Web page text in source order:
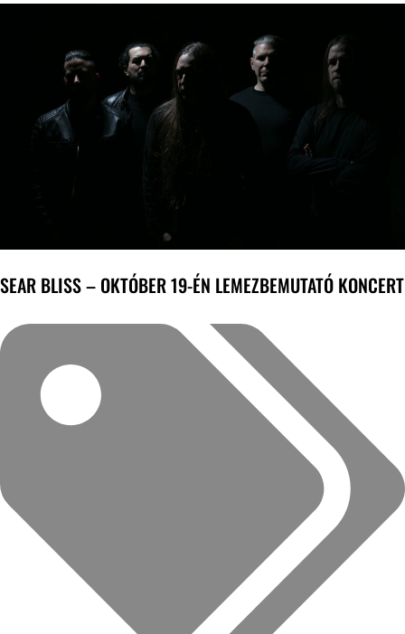
SEAR BLISS – OKTÓBER 19-ÉN LEMEZBEMUTATÓ KONCERT